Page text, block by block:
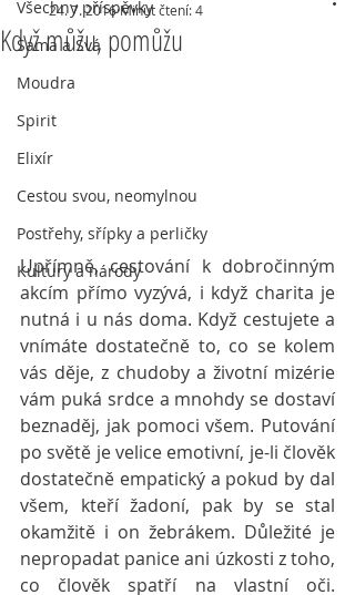
Všechny příspěvky
Sama a Svá
Moudra
Spirit
Elixír
Cestou svou, neomylnou
Postřehy, sřípky a perličky
Kultury a národy
Když můžu, pomůžu
24. 7. 2016 Minut čtení: 4
Upřímně, cestování k dobročinným
akcím přímo vyzývá, i když charita je
nutná i u nás doma. Když cestujete a
vnímáte dostatečně to, co se kolem
vás děje, z chudoby a životní mizérie
vám puká srdce a mnohdy se dostaví
beznaděj, jak pomoci všem. Putování
po světě je velice emotivní, je-li člověk
dostatečně empatický a pokud by dal
všem, kteří žadoní, pak by se stal
okamžitě i on žebrákem. Důležité je
nepropadat panice ani úzkosti z toho,
co člověk spatří na vlastní oči.